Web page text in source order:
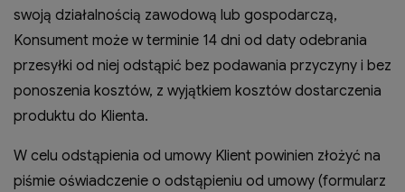
swoją działalnością zawodową lub gospodarczą,
Konsument może w terminie 14 dni od daty odebrania
przesyłki od niej odstąpić bez podawania przyczyny i bez
ponoszenia kosztów, z wyjątkiem kosztów dostarczenia
produktu do Klienta.
W celu odstąpienia od umowy Klient powinien złożyć na
piśmie oświadczenie o odstąpieniu od umowy (formularz